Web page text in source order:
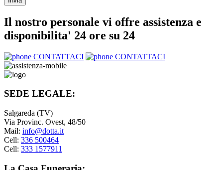
Il nostro personale vi offre assistenza e
disponibilita' 24 ore su 24
CONTATTACI CONTATTACI
SEDE LEGALE:
Salgareda (TV)
Via Provinc. Ovest, 48/50
Mail: info@dotta.it
Cell: 336 500464
Cell: 333 1577911